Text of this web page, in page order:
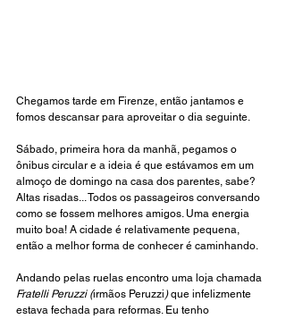
Chegamos tarde em Firenze, então jantamos e
fomos descansar para aproveitar o dia seguinte.
Sábado, primeira hora da manhã, pegamos o
ônibus circular e a ideia é que estávamos em um
almoço de domingo na casa dos parentes, sabe?
Altas risadas... Todos os passageiros conversando
como se fossem melhores amigos. Uma energia
muito boa! A cidade é relativamente pequena,
então a melhor forma de conhecer é caminhando.
Andando pelas ruelas encontro uma loja chamada
Fratelli Peruzzi (irmãos Peruzzi) que infelizmente
estava fechada para reformas. Eu tenho